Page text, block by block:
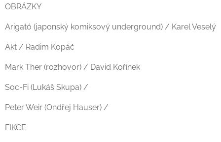
OBRÁZKY
Arigató (japonský komiksový underground) / Karel Veselý
Akt / Radim Kopáč
Mark Ther (rozhovor) / David Kořínek
Soc-Fi (Lukáš Skupa) /
Peter Weir (Ondřej Hauser) /
FIKCE